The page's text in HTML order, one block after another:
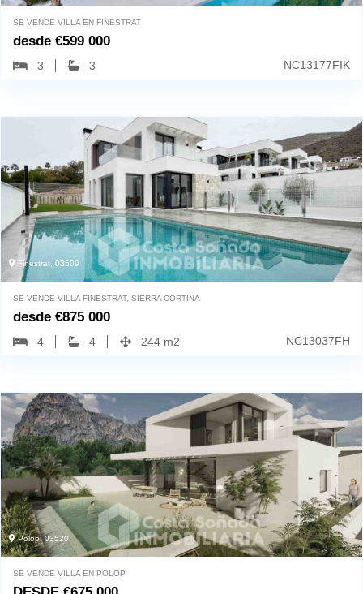
SE VENDE VILLA EN FINESTRAT
desde €599 000
3 3 NC13177FIK
Finestrat, 03509
SE VENDE VILLA FINESTRAT, SIERRA CORTINA
desde €875 000
4 4 244 m2 NC13037FH
Polop, 03520
SE VENDE VILLA EN POLOP